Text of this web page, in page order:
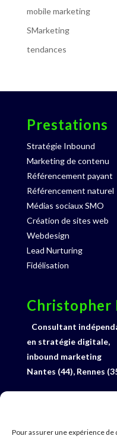
Pour assurer une expérience
mobile marketing
SMarketing
tendances
Prestations
Stratégie Inbound
Marketing de contenu
Référencement payant
Référencement naturel
Médias sociaux SMO
Création de sites web
Webdesign
Lead Nurturing
Fidélisation
Christopher
Consultant
en stratégie digitale,
inbound marketing
Nantes (44), Rennes
E-mail